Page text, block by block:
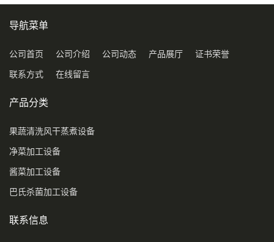
导航菜单
公司首页 公司介绍 公司动态 产品展厅 证书荣誉
联系方式 在线留言
产品分类
果蔬清洗风干蒸煮设备
净菜加工设备
酱菜加工设备
巴氏杀菌加工设备
联系信息